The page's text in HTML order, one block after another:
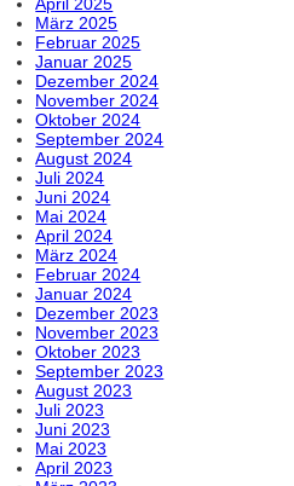
April 2025
März 2025
Februar 2025
Januar 2025
Dezember 2024
November 2024
Oktober 2024
September 2024
August 2024
Juli 2024
Juni 2024
Mai 2024
April 2024
März 2024
Februar 2024
Januar 2024
Dezember 2023
November 2023
Oktober 2023
September 2023
August 2023
Juli 2023
Juni 2023
Mai 2023
April 2023